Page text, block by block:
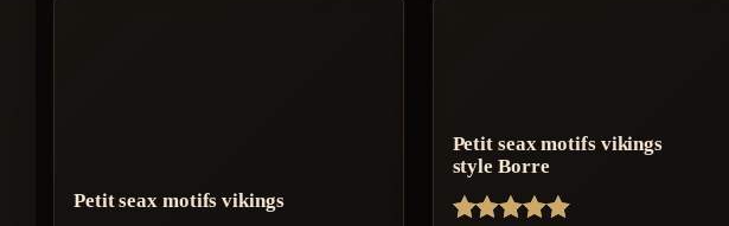
Petit seax motifs vikings
Petit seax motifs vikings
style Borre